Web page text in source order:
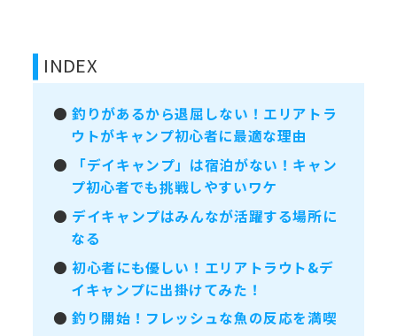
INDEX
●釣りがあるから退屈しない！エリアトラ
ウトがキャンプ初心者に最適な理由
●
「デイキャンプ」は宿泊がない！キャン
プ初心者でも挑戦しやすいワケ
● デイキャンプはみんなが活躍する場所に
なる
●初心者にも優しい！エリアトラウト&デ
イキャンプに出掛けてみた！
●釣り開始！フレッシュな魚の反応を満喫